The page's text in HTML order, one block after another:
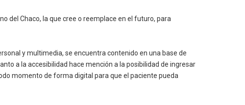
del Chaco, la que cree o reemplace en el futuro, para
y multimedia, se encuentra contenido en una base de
a la accesibilidad hace mención a la posibilidad de ingresar
momento de forma digital para que el paciente pueda